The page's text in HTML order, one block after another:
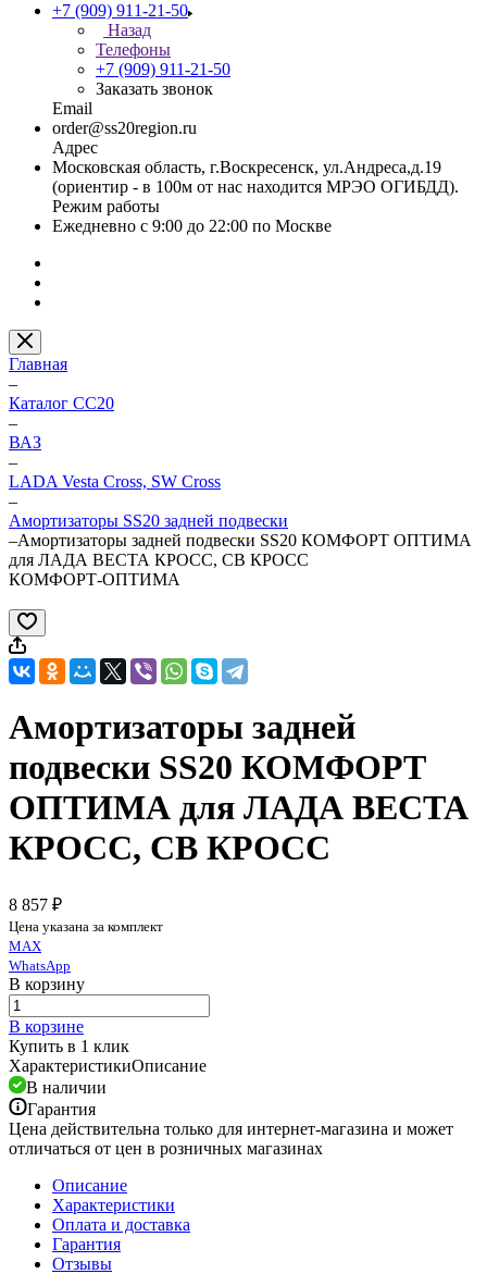
+7 (909) 911-21-50
Назад
Телефоны
+7 (909) 911-21-50
Заказать звонок
Email
order@ss20region.ru
Адрес
Московская область, г.Воскресенск, ул.Андреса,д.19
(ориентир - в 100м от нас находится МРЭО ОГИБДД).
Режим работы
Ежедневно с 9:00 до 22:00 по Москве
Главная
–
Каталог CC20
–
ВАЗ
–
LADA Vesta Cross, SW Cross
–
Амортизаторы SS20 задней подвески
–Амортизаторы задней подвески SS20 КОМФОРТ ОПТИМА
для ЛАДА ВЕСТА КРОСС, СВ КРОСС
КОМФОРТ-ОПТИМА
Амортизаторы задней
подвески SS20 КОМФОРТ
ОПТИМА для ЛАДА ВЕСТА
КРОСС, СВ КРОСС
8 857 ₽
Цена указана за комплект
MAX
WhatsApp
В корзину
В корзине
Купить в 1 клик
ХарактеристикиОписание
В наличии
Гарантия
Цена действительна только для интернет-магазина и может
отличаться от цен в розничных магазинах
Описание
Характеристики
Оплата и доставка
Гарантия
Отзывы